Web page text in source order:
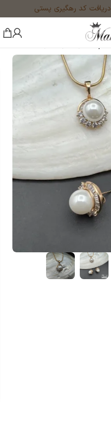
دریافت کد رهگیری پستی
نیم ست زنانه و دخترانه
×